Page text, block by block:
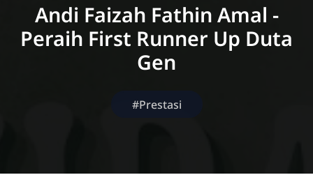
Andi Faizah Fathin Amal -
Peraih First Runner Up Duta
Gen
#Prestasi